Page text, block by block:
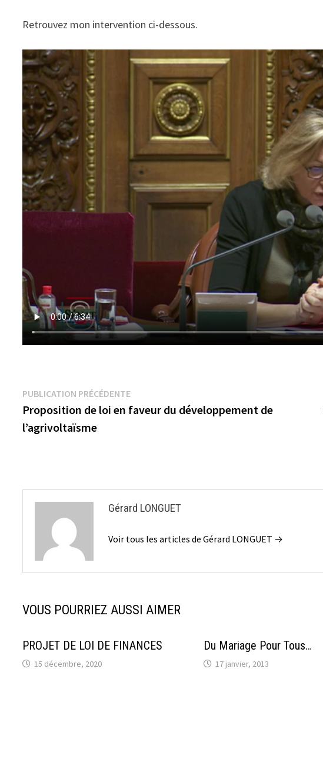
Retrouvez mon intervention ci-dessous.
Navigation
de
l’article
PUBLICATION PRÉCÉDENTEPublication
précédente :
Proposition de loi en faveur du développement de
l’agrivoltaïsme
Gérard LONGUET
Voir tous les articles de Gérard LONGUET →
VOUS POURRIEZ AUSSI AIMER
PROJET DE LOI DE FINANCES
15 décembre, 2020
Du Mariage Pour Tous…
17 janvier, 2013